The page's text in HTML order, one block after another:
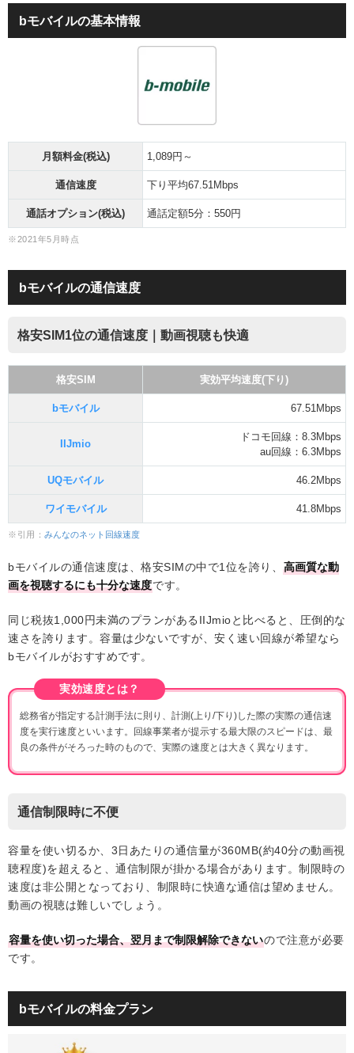
ダル・葬祭
メディア職
音響
芸能・イベント・コンパニオン
ム開発・SE・インフラ）
エンジニア（機械・電気・電子・半
教育・公務員 学生
bモバイルの基本情報
月額料金(税込) 1,089円～
通信速度 下り平均67.51Mbps
通話オプション(税込) 通話定額5分：550円
※2021年5月時点
bモバイルの通信速度
格安SIM1位の通信速度｜動画視聴も快適
格安SIM 実効平均速度(下り)
bモバイル 67.51Mbps
IIJmio
ドコモ回線：8.3Mbps
au回線：6.3Mbps
UQモバイル 46.2Mbps
ワイモバイル 41.8Mbps
※引用： みんなのネット回線速度
bモバイルの通信速度は、格安SIMの中で1位を誇り、 高画質な動
画を視聴するにも十分な速度です。
同じ税抜1,000円未満のプランがあるIIJmioと比べると、圧倒的な
速さを誇ります。容量は少ないですが、安く速い回線が希望なら
bモバイルがおすすめです。
実効速度とは？
総務省が指定する計測手法に則り、計測(上り/下り)した際の実際の通信速
度を実行速度といいます。回線事業者が提示する最大限のスピードは、最
良の条件がそろった時のもので、実際の速度とは大きく異なります。
通信制限時に不便
容量を使い切るか、3日あたりの通信量が360MB(約40分の動画視
聴程度)を超えると、通信制限が掛かる場合があります。制限時の
速度は非公開となっており、制限時に快適な通信は望めません。
動画の視聴は難しいでしょう。
容量を使い切った場合、翌月まで制限解除できないので注意が必要
です。
bモバイルの料金プラン